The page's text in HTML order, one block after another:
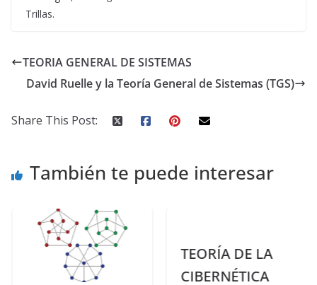
Trillas.
TEORIA GENERAL DE SISTEMAS
David Ruelle y la Teoría General de Sistemas (TGS)
Share This Post:
También te puede interesar
TEORÍA DE LA
CIBERNÉTICA